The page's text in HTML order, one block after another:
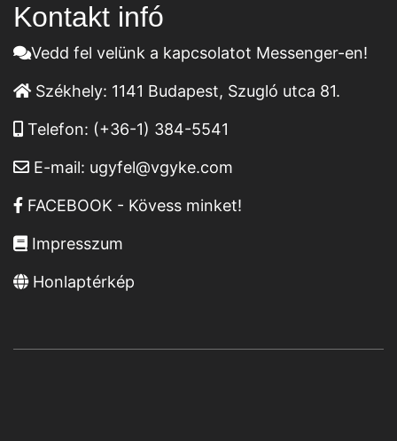
Kontakt infó
Vedd fel velünk a kapcsolatot Messenger-en!
Székhely: 1141 Budapest, Szugló utca 81.
Telefon: (+36-1) 384-5541
E-mail: ugyfel@vgyke.com
FACEBOOK - Kövess minket!
Impresszum
Honlaptérkép